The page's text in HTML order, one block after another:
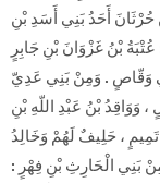
أَحَدُ بَنِي أَسَدِ بْنِ
بْنُ غَزْوَانَ بْنِ جَابِرٍ
وَقّاصٍ . وَمِنْ بَنِي عَدِيّ
وَوَاقِدُ بْنُ عَبْدِ اللّهِ بْنِ
، حَلِيفٌ لَهُمْ وَخَالِدُ
بَنِي الْحَارِثِ بْنِ فِهْرٍ :